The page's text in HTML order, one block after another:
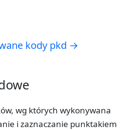
kody pkd →
wg których wykonywana
i zaznaczanie punktakiem